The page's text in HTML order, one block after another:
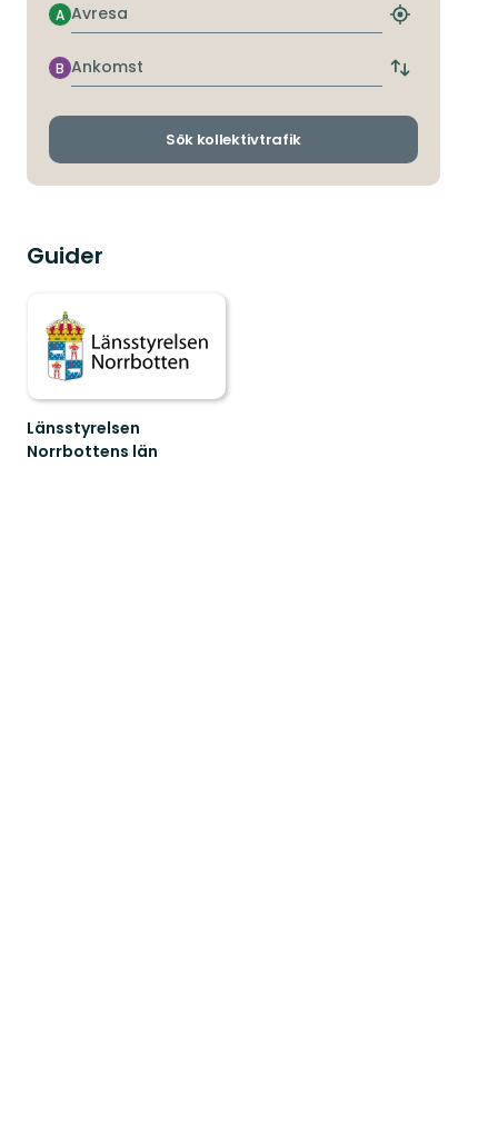
Avresa
A
Hitta
hållplats
Ankomst
B
Byt
och
Sök kollektivtrafik
Guider
Länsstyrelsen
Norrbottens län